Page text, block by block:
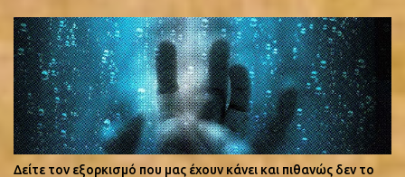
πραγματικότητας μοιάζει συχνά μάταιη. Πάντα όμως υπάρχει
ελπίδα. Ας κάνουμε, λοιπόν, ακόμη μία προσπάθεια: Ηλίας:
ελληνική απόδοση του εβραϊκού ονόματος Ελιγιαχού (אֵלִיָּהוּ), το
οποίο σημαίνει «ο Θεός μου είναι ο Γιαχβέ». Προφήτης του
Ισραήλ και της εβραϊκής θρησκευτικής παραδόσεως. Ας το
επαναλάβουμε: Προφήτης της εβραϊκής θρησκευτικής παραδόσεως.
Και όμως, σήμερα, χιλιάδες Έλληνες γιορτάζουν και τιμούν ως δικό
Δείτε τον εξορκισμό που μας έχουν κάνει και πιθανώς δεν το